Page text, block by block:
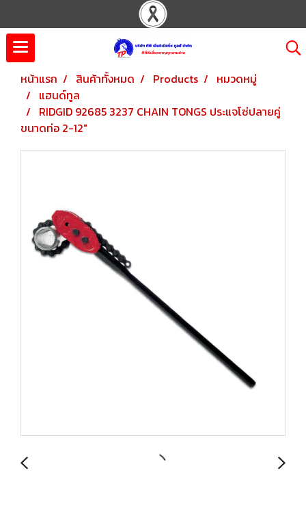
หน้าแรก สินค้าทั้งหมด Products
หมวดหมู่
แฮนด์ทูล
RIDGID 92685 3237 CHAIN TONGS ประแจโซ่ปลายคู่
ขนาดท่อ 2-12"